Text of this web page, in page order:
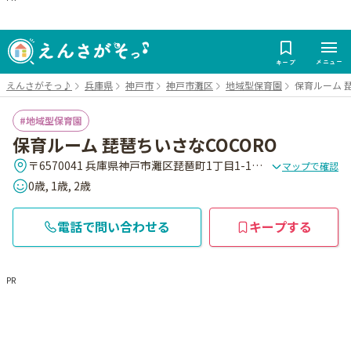
キープ メニュー
えんさがそっ♪ 兵庫県 神戸市 神戸市灘区 地域型保育園 保育ルーム
地域型保育園
保育ルーム 琵琶ちいさなCOCORO
〒6570041 兵庫県神戸市灘区琵琶町1丁目1-16 グランド・スペラ-レ1F マップで確認
0歳, 1歳, 2歳
電話で問い合わせる キープする
PR